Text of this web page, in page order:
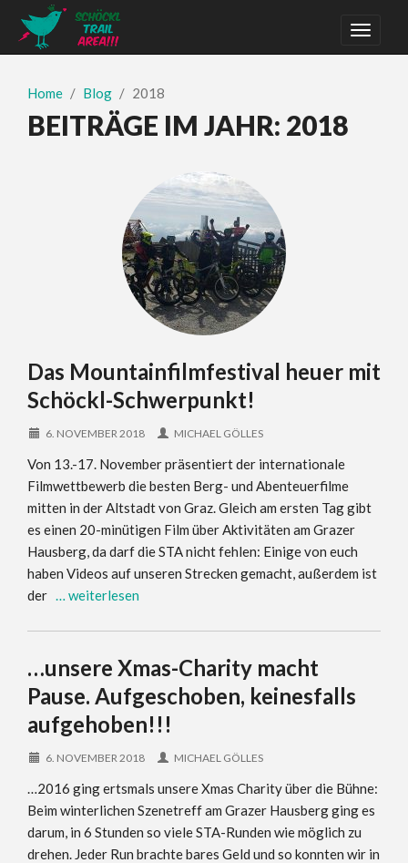
Home Blog 2018
BEITRÄGE IM JAHR: 2018
Das Mountainfilmfestival heuer mit
Schöckl-Schwerpunkt!
6. NOVEMBER 2018 MICHAEL GÖLLES
Von 13.-17. November präsentiert der internationale
Filmwettbewerb die besten Berg- und Abenteuerfilme
mitten in der Altstadt von Graz. Gleich am ersten Tag gibt
es einen 20-minütigen Film über Aktivitäten am Grazer
Hausberg, da darf die STA nicht fehlen: Einige von euch
haben Videos auf unseren Strecken gemacht, außerdem ist
der … weiterlesen
…unsere Xmas-Charity macht
Pause. Aufgeschoben, keinesfalls
aufgehoben!!!
6. NOVEMBER 2018 MICHAEL GÖLLES
…2016 ging ertsmals unsere Xmas Charity über die Bühne:
Beim winterlichen Szenetreff am Grazer Hausberg ging es
darum, in 6 Stunden so viele STA-Runden wie möglich zu
drehen. Jeder Run brachte bares Geld und so konnten wir in